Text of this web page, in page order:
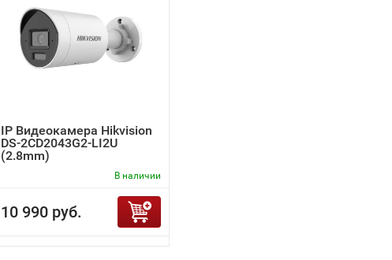
IP Видеокамера Hikvision
DS-2CD2043G2-LI2U
(2.8mm)
В наличии
10 990 руб.